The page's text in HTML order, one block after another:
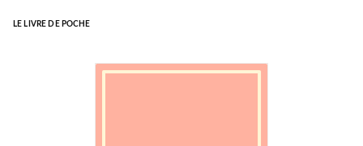
LE LIVRE DE POCHE